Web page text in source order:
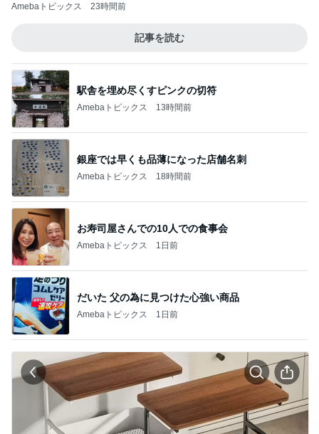
Amebaトピックス 23時間前
記事を読む
駅舎を埋め尽くすピンクの切符
Amebaトピックス 13時間前
銀座では早くも品薄になった店舗名刺
Amebaトピックス 18時間前
お寿司屋さんでの10人での食事会
Amebaトピックス 1日前
だいた 父の為に見つけた心強い商品
Amebaトピックス 1日前